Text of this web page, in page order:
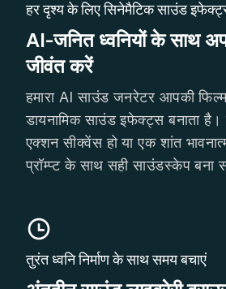
हर दृश्य के लिए सिनेमैटिक साउंड
AI-जनित ध्वनियों के साथ
जीवंत करें
हमारा AI साउंड जनरेटर आपकी
डायनामिक साउंड इफेक्ट्स बनाता है।
एक्शन सीक्वेंस हो या एक शांत
प्रॉम्प्ट के साथ सही साउंडस्केप बना
तुरंत ध्वनि निर्माण के साथ समय बचाएं